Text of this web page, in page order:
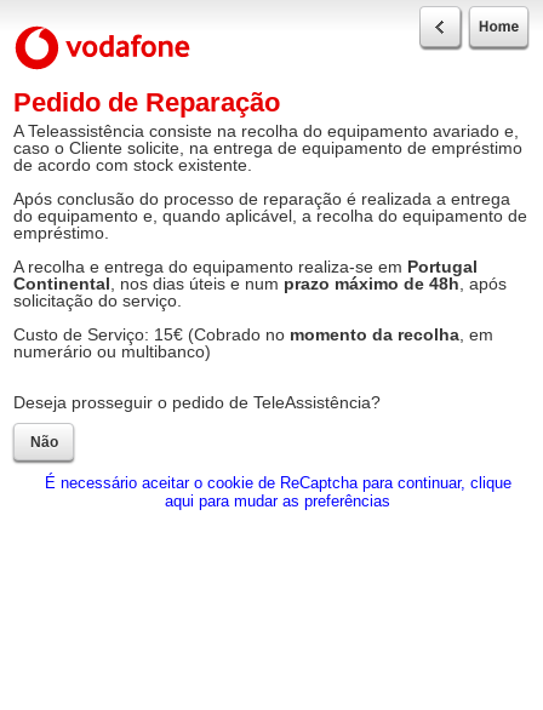
Pedido de Reparação
A Teleassistência consiste na recolha do equipamento avariado e,
caso o Cliente solicite, na entrega de equipamento de empréstimo
de acordo com stock existente.
Após conclusão do processo de reparação é realizada a entrega
do equipamento e, quando aplicável, a recolha do equipamento de
empréstimo.
A recolha e entrega do equipamento realiza-se em Portugal
Continental , nos dias úteis e num prazo máximo de 48h , após
solicitação do serviço.
Custo de Serviço: 15€ (Cobrado no momento da recolha , em
numerário ou multibanco)
Deseja prosseguir o pedido de TeleAssistência?
É necessário aceitar o cookie de ReCaptcha para continuar, clique
aqui para mudar as preferências